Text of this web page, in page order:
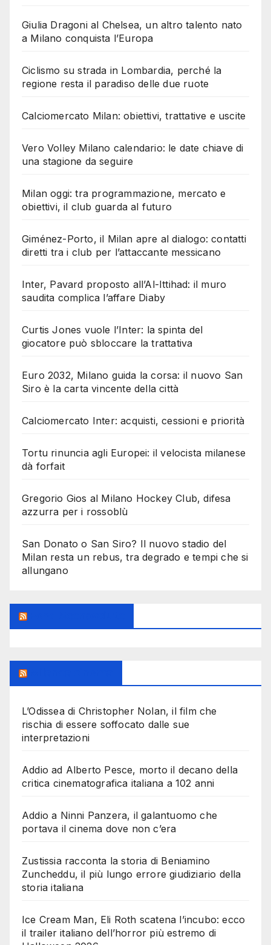
Giulia Dragoni al Chelsea, un altro talento nato
a Milano conquista l’Europa
Ciclismo su strada in Lombardia, perché la
regione resta il paradiso delle due ruote
Calciomercato Milan: obiettivi, trattative e uscite
Vero Volley Milano calendario: le date chiave di
una stagione da seguire
Milan oggi: tra programmazione, mercato e
obiettivi, il club guarda al futuro
Giménez-Porto, il Milan apre al dialogo: contatti
diretti tra i club per l’attaccante messicano
Inter, Pavard proposto all’Al-Ittihad: il muro
saudita complica l’affare Diaby
Curtis Jones vuole l’Inter: la spinta del
giocatore può sbloccare la trattativa
Euro 2032, Milano guida la corsa: il nuovo San
Siro è la carta vincente della città
Calciomercato Inter: acquisti, cessioni e priorità
Tortu rinuncia agli Europei: il velocista milanese
dà forfait
Gregorio Gios al Milano Hockey Club, difesa
azzurra per i rossoblù
San Donato o San Siro? Il nuovo stadio del
Milan resta un rebus, tra degrado e tempi che si
allungano
L’Odissea di Christopher Nolan, il film che
rischia di essere soffocato dalle sue
interpretazioni
Addio ad Alberto Pesce, morto il decano della
critica cinematografica italiana a 102 anni
Addio a Ninni Panzera, il galantuomo che
portava il cinema dove non c’era
Zustissia racconta la storia di Beniamino
Zuncheddu, il più lungo errore giudiziario della
storia italiana
Ice Cream Man, Eli Roth scatena l’incubo: ecco
il trailer italiano dell’horror più estremo di